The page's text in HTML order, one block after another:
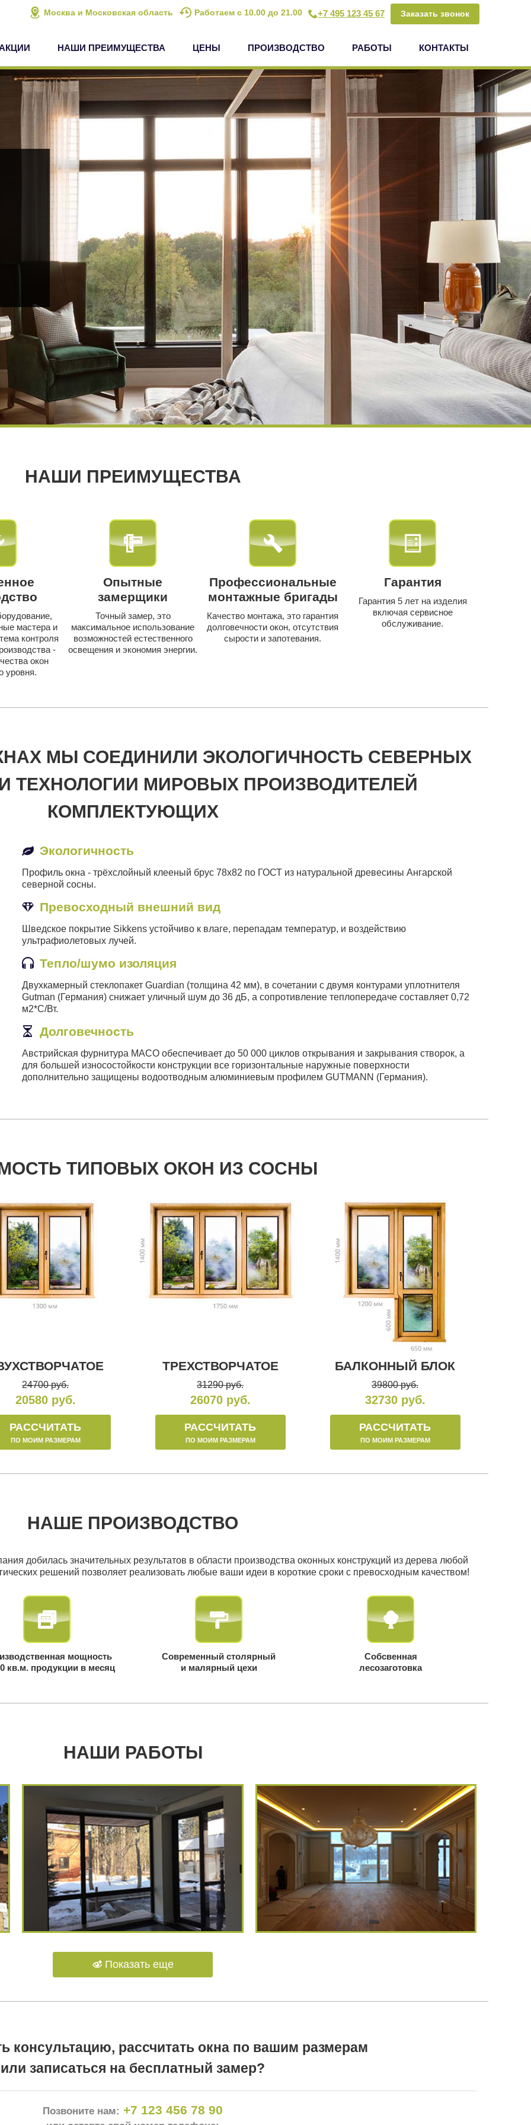
Москва и Московская область Работаем с 10.00 до 21.00 +7 495 123 45 67 Заказать звонок
НАШИ ПРЕИМУЩЕСТВА ЦЕНЫ ПРОИЗВОДСТВО РАБОТЫ КОНТАКТЫ
НАШИ ПРЕИМУЩЕСТВА
мастера и
контроля
-
окон
уровня.
Опытные
замерщики
Точный замер, это
максимальное использование
возможностей естественного
освещения и экономия энергии.
Профессиональные
монтажные бригады
Качество монтажа, это гарантия
долговечности окон, отсутствия
сырости и запотевания.
Гарантия
Гарантия 5 лет на изделия
включая сервисное
обслуживание.
МЫ СОЕДИНИЛИ ЭКОЛОГИЧНОСТЬ СЕВЕРНЫХ
ТЕХНОЛОГИИ МИРОВЫХ ПРОИЗВОДИТЕЛЕЙ
КОМПЛЕКТУЮЩИХ
Экологичность
Профиль окна - трёхслойный клееный брус 78х82 по ГОСТ из натуральной древесины Ангарской
северной сосны.
Превосходный внешний вид
Шведское покрытие Sikkens устойчиво к влаге, перепадам температур, и воздействию
ультрафиолетовых лучей.
Тепло/шумо изоляция
Двухкамерный стеклопакет Guardian (толщина 42 мм), в сочетании с двумя контурами уплотнителя
Gutman (Германия) снижает уличный шум до 36 дБ, а сопротивление теплопередаче составляет 0,72
м2*С/Вт.
Долговечность
Австрийская фурнитура МАСО обеспечивает до 50 000 циклов открывания и закрывания створок, а
для большей износостойкости конструкции все горизонтальные наружные поверхности
дополнительно защищены водоотводным алюминиевым профилем GUTMANN (Германия).
ТИПОВЫХ ОКОН ИЗ СОСНЫ
24700 руб.
20580 руб.
РАССЧИТАТЬ
ПО МОИМ РАЗМЕРАМ
ТРЕХСТВОРЧАТОЕ
31290 руб.
26070 руб.
РАССЧИТАТЬ
ПО МОИМ РАЗМЕРАМ
БАЛКОННЫЙ БЛОК
39800 руб.
32730 руб.
РАССЧИТАТЬ
ПО МОИМ РАЗМЕРАМ
НАШЕ ПРОИЗВОДСТВО
добилась значительных результатов в области производства оконных конструкций из дерева любой
решений позволяет реализовать любые ваши идеи в короткие сроки с превосходным качеством!
мощность
кв.м. продукции в месяц
Современный столярный
и малярный цехи
Собсвенная
лесозаготовка
НАШИ РАБОТЫ
Показать еще
консультацию, рассчитать окна по вашим размерам
или записаться на бесплатный замер?
Позвоните нам: +7 123 456 78 90